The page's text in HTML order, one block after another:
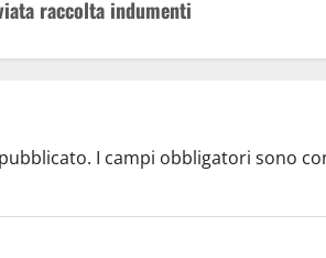
raccolta indumenti
I campi obbligatori sono